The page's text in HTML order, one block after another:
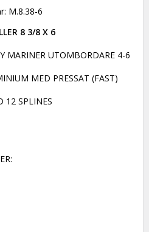
M.8.38-6
8 3/8 X 6
MARINER UTOMBORDARE 4-6
MED PRESSAT (FAST)
12 SPLINES